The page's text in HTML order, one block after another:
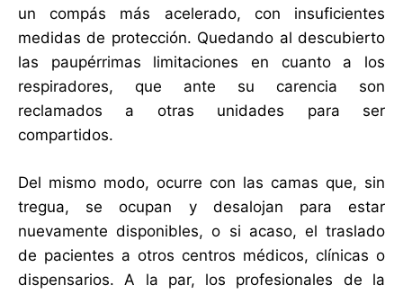
un compás más acelerado, con insuficientes
medidas de protección. Quedando al descubierto
las paupérrimas limitaciones en cuanto a los
respiradores, que ante su carencia son
reclamados a otras unidades para ser
compartidos.
Del mismo modo, ocurre con las camas que, sin
tregua, se ocupan y desalojan para estar
nuevamente disponibles, o si acaso, el traslado
de pacientes a otros centros médicos, clínicas o
dispensarios. A la par, los profesionales de la